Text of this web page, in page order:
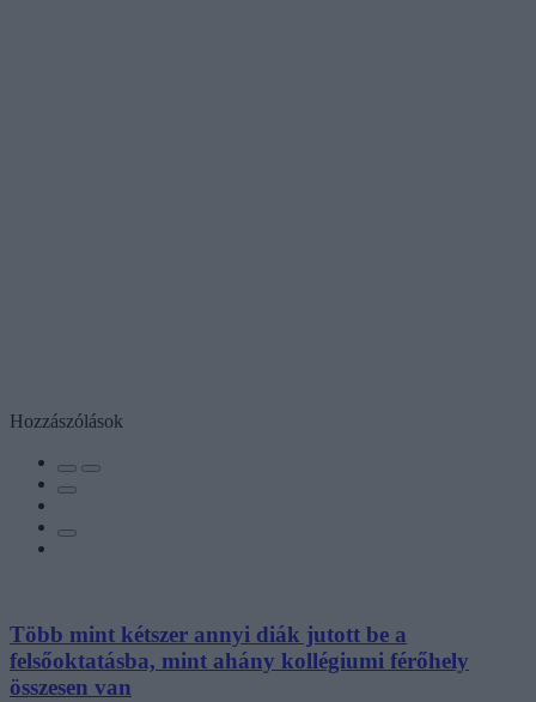
Hozzászólások
Több mint kétszer annyi diák jutott be a
felsőoktatásba, mint ahány kollégiumi férőhely
összesen van